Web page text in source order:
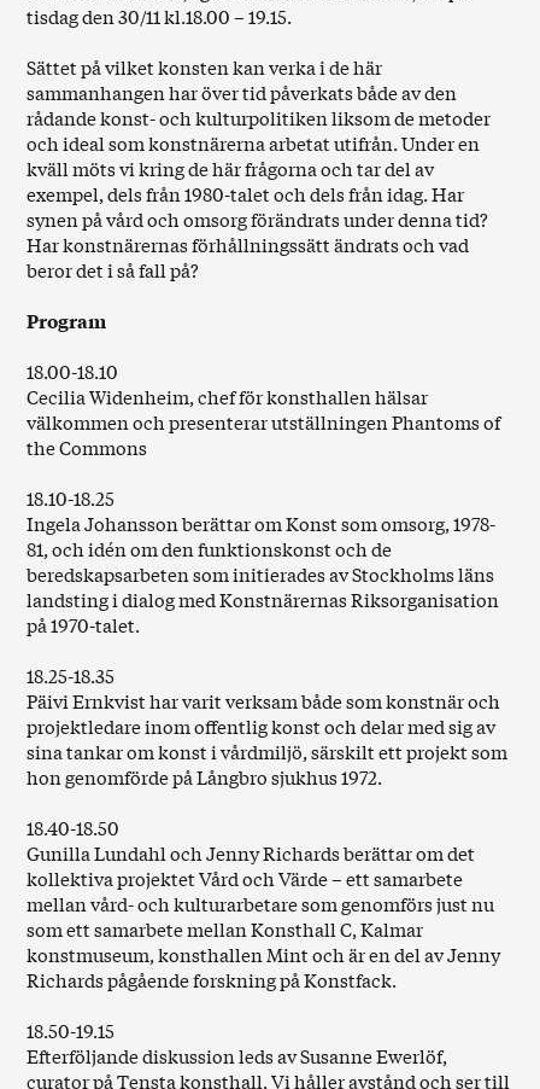
tisdag den 30/11 kl.18.00 – 19.15.
Sättet på vilket konsten kan verka i de här
sammanhangen har över tid påverkats både av den
rådande konst- och kulturpolitiken liksom de metoder
och ideal som konstnärerna arbetat utifrån. Under en
kväll möts vi kring de här frågorna och tar del av
exempel, dels från 1980-talet och dels från idag. Har
synen på vård och omsorg förändrats under denna tid?
Har konstnärernas förhållningssätt ändrats och vad
beror det i så fall på?
Program
18.00-18.10
Cecilia Widenheim, chef för konsthallen hälsar
välkommen och presenterar utställningen Phantoms of
the Commons
18.10-18.25
Ingela Johansson berättar om Konst som omsorg, 1978-
81, och idén om den funktionskonst och de
beredskapsarbeten som initierades av Stockholms läns
landsting i dialog med Konstnärernas Riksorganisation
på 1970-talet.
18.25-18.35
Päivi Ernkvist har varit verksam både som konstnär och
projektledare inom offentlig konst och delar med sig av
sina tankar om konst i vårdmiljö, särskilt ett projekt som
hon genomförde på Långbro sjukhus 1972.
18.40-18.50
Gunilla Lundahl och Jenny Richards berättar om det
kollektiva projektet Vård och Värde – ett samarbete
mellan vård- och kulturarbetare som genomförs just nu
som ett samarbete mellan Konsthall C, Kalmar
konstmuseum, konsthallen Mint och är en del av Jenny
Richards pågående forskning på Konstfack.
18.50-19.15
Efterföljande diskussion leds av Susanne Ewerlöf,
curator på Tensta konsthall. Vi håller avstånd och ser till